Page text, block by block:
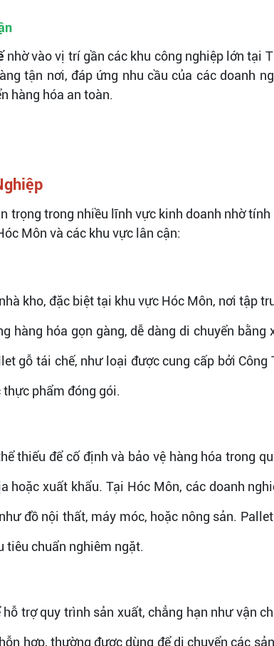
nhờ vào vị trí gần các khu công nghiệp lớn tại
tận nơi, đáp ứng nhu cầu của các doanh
hàng hóa an toàn.
trọng trong nhiều lĩnh vực kinh doanh nhờ
Môn và các khu vực lân cận:
kho, đặc biệt tại khu vực Hóc Môn, nơi tập
hàng hóa gọn gàng, dễ dàng di chuyển
gỗ tái chế, như loại được cung cấp bởi
phẩm đóng gói.
thiếu để cố định và bảo vệ hàng hóa trong
hoặc xuất khẩu. Tại Hóc Môn, các doanh
đồ nội thất, máy móc, hoặc nông sản.
tiêu chuẩn nghiêm ngặt.
trợ quy trình sản xuất, chẳng hạn như vận
hợp, thường được dùng để di chuyển các